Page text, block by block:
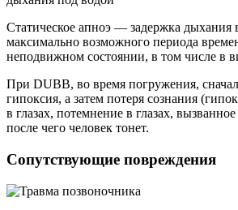
Статическое апноэ — задержка дыхания
максимально возможного периода
неподвижном состоянии, в том числе в
При DUBB, во время погружения,
гипоксия, а затем потеря сознания
в глазах, потемнение в глазах,
после чего человек тонет.
Сопутствующие повреждения